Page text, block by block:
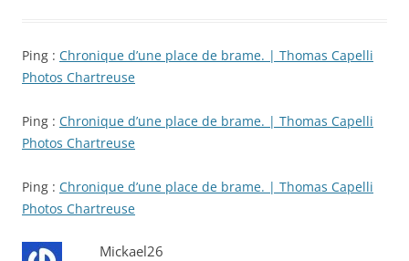
Ping : Chronique d’une place de brame. | Thomas Capelli
Photos Chartreuse
Ping : Chronique d’une place de brame. | Thomas Capelli
Photos Chartreuse
Ping : Chronique d’une place de brame. | Thomas Capelli
Photos Chartreuse
Mickael26